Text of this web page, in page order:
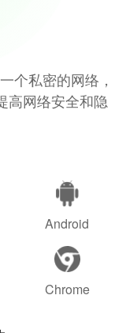
个私密的网络，
高网络安全和隐
Android
Chrome